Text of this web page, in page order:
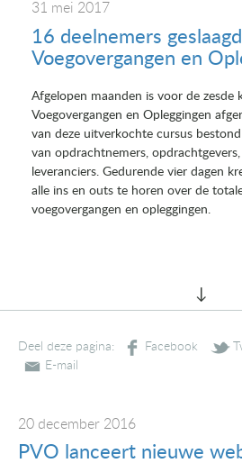
31 mei 2017
16 deelnemers
Voegovergangen en
Afgelopen maanden is voor de zesde
Voegovergangen en Opleggingen
van deze uitverkochte cursus
van opdrachtnemers,
leveranciers. Gedurende vier dagen
alle ins en outs te horen over de
voegovergangen en opleggingen.
Deel deze pagina:
20 december 2016
PVO lanceert nieuwe